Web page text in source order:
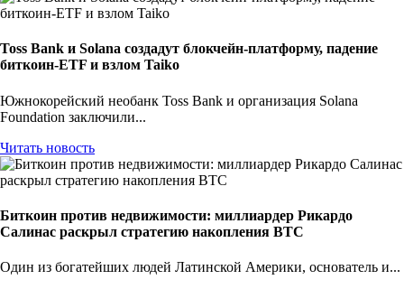
Toss Bank и Solana создадут блокчейн-платформу, падение
биткоин-ETF и взлом Taiko
Южнокорейский необанк Toss Bank и организация Solana
Foundation заключили...
Читать новость
Биткоин против недвижимости: миллиардер Рикардо
Салинас раскрыл стратегию накопления BTC
Один из богатейших людей Латинской Америки, основатель и...